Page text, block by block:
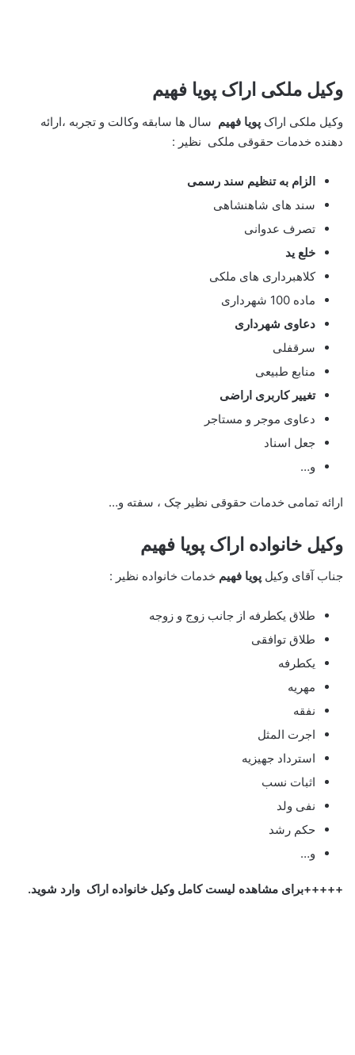
وکیل ملکی اراک پویا فهیم
وکیل ملکی اراک پویا فهیم سال ها سابقه وکالت و تجربه ،ارائه
دهنده خدمات حقوقی ملکی نظیر :
الزام به تنظیم سند رسمی
سند های شاهنشاهی
تصرف عدوانی
خلع ید
کلاهبرداری های ملکی
ماده 100 شهرداری
دعاوی شهرداری
سرقفلی
منابع طبیعی
تغییر کاربری اراضی
دعاوی موجر و مستاجر
جعل اسناد
و…
ارائه تمامی خدمات حقوقی نظیر چک ، سفته و…
وکیل خانواده اراک پویا فهیم
جناب آقای وکیل پویا فهیم خدمات خانواده نظیر :
طلاق یکطرفه از جانب زوج و زوجه
طلاق توافقی
یکطرفه
مهریه
نفقه
اجرت المثل
استرداد جهیزیه
اثبات نسب
نفی ولد
حکم رشد
و…
+++++برای مشاهده لیست کامل وکیل خانواده اراک وارد شوید.